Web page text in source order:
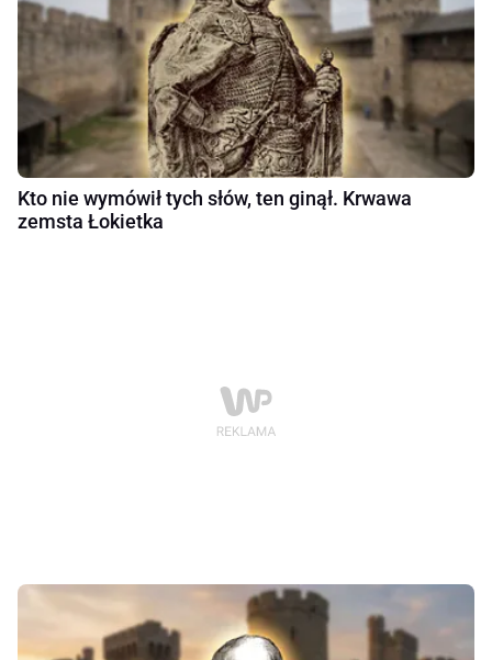
Kto nie wymówił tych słów, ten ginął. Krwawa
zemsta Łokietka